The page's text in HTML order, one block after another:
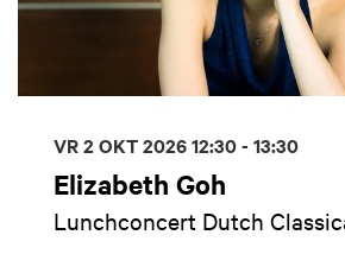
Elizabeth Goh
Lunchconcert Dutch
VR 2 OKT 202612:30 - 13:30